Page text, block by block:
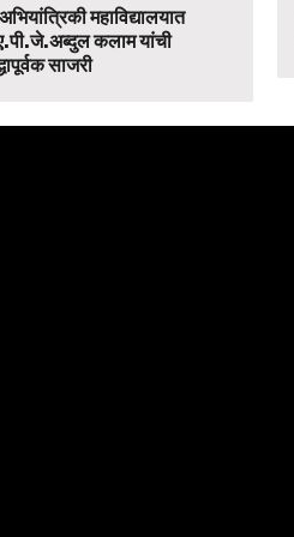
महाविद्यालयात
कलाम यांची
साजरी